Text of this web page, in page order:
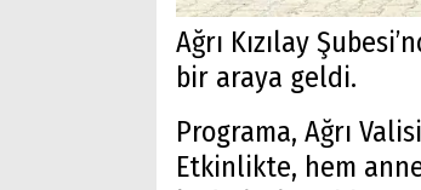
Ağrı Kızılay
bir araya geldi.
Programa, Ağrı
Etkinlikte, hem